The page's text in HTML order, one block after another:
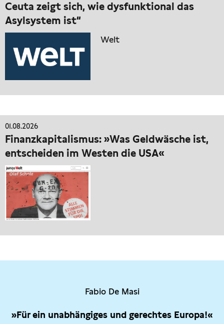
Ceuta zeigt sich, wie dysfunktional das
Asylsystem ist“
Welt
01.08.2026
Finanzkapitalismus: »Was Geldwäsche ist,
entscheiden im Westen die USA«
Fabio De Masi
»Für ein unabhängiges und gerechtes Europa!«